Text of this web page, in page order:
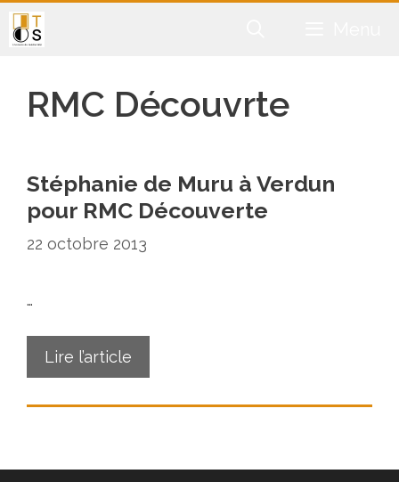
Aller
au
RMC Découvrte
Stéphanie de Muru à Verdun
pour RMC Découverte
22 octobre 2013
…
Lire l’article